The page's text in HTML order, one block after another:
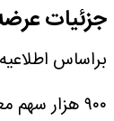
جزئیات